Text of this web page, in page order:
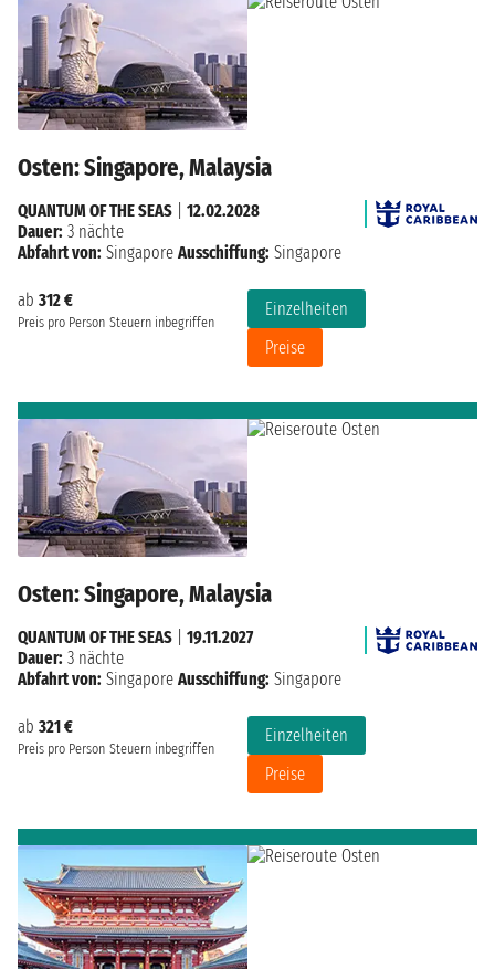
Osten: Singapore, Malaysia
ab 312 €
Preis pro Person Steuern inbegriffen
Einzelheiten
Preise
QUANTUM OF THE SEAS
12.02.2028
Dauer: 3 nächte
Abfahrt von: Singapore Ausschiffung: Singapore
Osten: Singapore, Malaysia
ab 321 €
Preis pro Person Steuern inbegriffen
Einzelheiten
Preise
QUANTUM OF THE SEAS
19.11.2027
Dauer: 3 nächte
Abfahrt von: Singapore Ausschiffung: Singapore